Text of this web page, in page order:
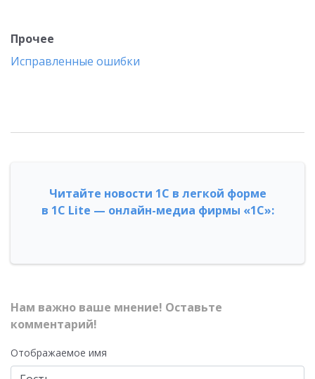
Прочее
Исправленные ошибки
Читайте новости 1С в легкой форме
в 1С Lite — онлайн-медиа фирмы «1С»:
Нам важно ваше мнение! Оставьте
комментарий!
Отображаемое имя